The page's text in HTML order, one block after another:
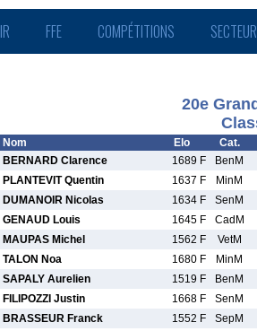
FFE COMPÉTITIONS
20e
Nom Elo
Cat.
BERNARD Clarence 1689 F
BenM
PLANTEVIT Quentin 1637 F
MinM
DUMANOIR Nicolas 1634 F
SenM
GENAUD Louis 1645 F
CadM
MAUPAS Michel 1562 F
VetM
TALON Noa 1680 F
MinM
SAPALY Aurelien 1519 F
BenM
FILIPOZZI Justin 1668 F
SenM
BRASSEUR Franck 1552 F
SepM